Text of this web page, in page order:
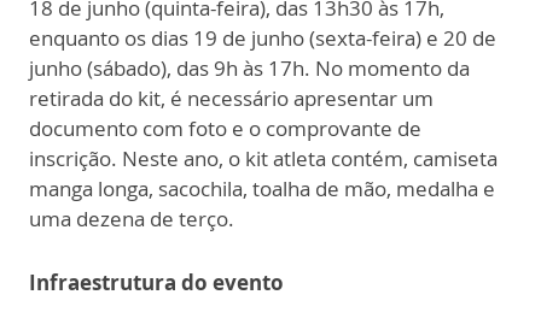
18 de junho (quinta-feira), das 13h30 às 17h,
enquanto os dias 19 de junho (sexta-feira) e 20 de
junho (sábado), das 9h às 17h. No momento da
retirada do kit, é necessário apresentar um
documento com foto e o comprovante de
inscrição. Neste ano, o kit atleta contém, camiseta
manga longa, sacochila, toalha de mão, medalha e
uma dezena de terço.
Infraestrutura do evento